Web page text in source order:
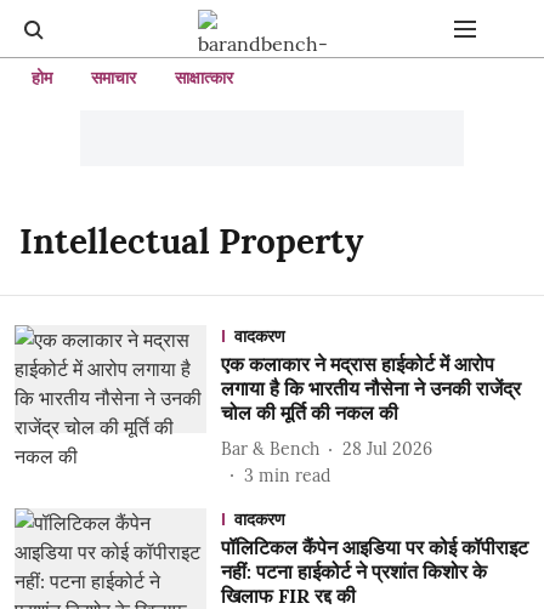
होम समाचार साक्षात्कार
Intellectual Property
वादकरण
एक कलाकार ने मद्रास हाईकोर्ट में आरोप
लगाया है कि भारतीय नौसेना ने उनकी राजेंद्र
चोल की मूर्ति की नकल की
Bar & Bench
28 Jul 2026
3 min read
वादकरण
पॉलिटिकल कैंपेन आइडिया पर कोई कॉपीराइट
नहीं: पटना हाईकोर्ट ने प्रशांत किशोर के
खिलाफ FIR रद्द की